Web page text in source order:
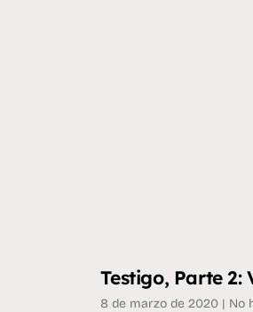
Testigo, Parte 2:
8 de marzo de 2020 No